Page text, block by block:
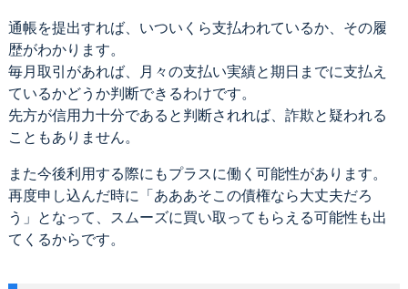
通帳を提出すれば、いついくら支払われているか、その履
歴がわかります。
毎月取引があれば、月々の支払い実績と期日までに支払え
ているかどうか判断できるわけです。
先方が信用力十分であると判断されれば、詐欺と疑われる
こともありません。
また今後利用する際にもプラスに働く可能性があります。
再度申し込んだ時に「あああそこの債権なら大丈夫だろ
う」となって、スムーズに買い取ってもらえる可能性も出
てくるからです。